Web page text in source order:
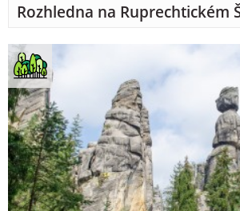
Rozhledna na Ruprechtickém